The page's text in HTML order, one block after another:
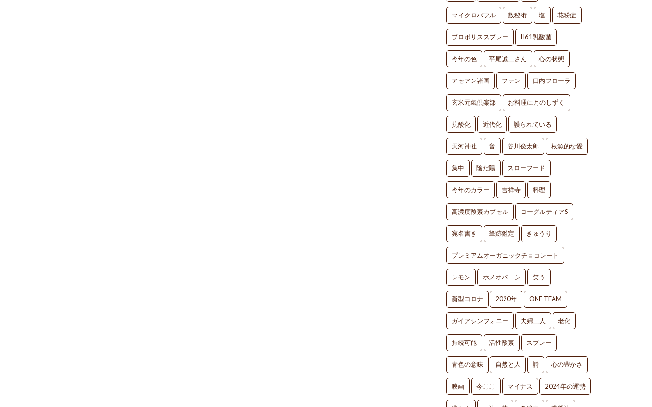
マイクロバブル 数秘術 塩 花粉症
プロポリススプレー H61乳酸菌
今年の色 平尾誠二さん 心の状態
アセアン諸国 ファン 口内フローラ
玄米元氣倶楽部 お料理に月のしずく
抗酸化 近代化 護られている
天河神社 音 谷川俊太郎 根源的な愛
集中 陰だ陽 スローフード
今年のカラー 吉祥寺 料理
高濃度酸素カプセル ヨーグルティアS
宛名書き 筆跡鑑定 きゅうり
プレミアムオーガニックチョコレート
レモン ホメオパーシ 笑う
新型コロナ 2020年 ONE TEAM
ガイアシンフォニー 夫婦二人 老化
持続可能 活性酸素 スプレー
青色の意味 自然と人 詩 心の豊かさ
映画 今ここ マイナス 2024年の運勢